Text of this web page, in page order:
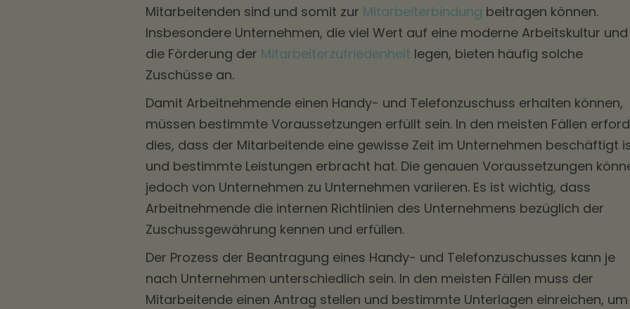
Mitarbeitenden sind und somit zur Mitarbeiterbindung beitragen können.
Insbesondere Unternehmen, die viel Wert auf eine moderne Arbeitskultur und
die Förderung der Mitarbeiterzufriedenheit legen, bieten häufig solche
Zuschüsse an.
Damit Arbeitnehmende einen Handy- und Telefonzuschuss erhalten können,
müssen bestimmte Voraussetzungen erfüllt sein. In den meisten Fällen
dies, dass der Mitarbeitende eine gewisse Zeit im Unternehmen beschäftigt
und bestimmte Leistungen erbracht hat. Die genauen Voraussetzungen
jedoch von Unternehmen zu Unternehmen variieren. Es ist wichtig, dass
Arbeitnehmende die internen Richtlinien des Unternehmens bezüglich der
Zuschussgewährung kennen und erfüllen.
Der Prozess der Beantragung eines Handy- und Telefonzuschusses kann je
nach Unternehmen unterschiedlich sein. In den meisten Fällen muss der
Mitarbeitende einen Antrag stellen und bestimmte Unterlagen einreichen, um